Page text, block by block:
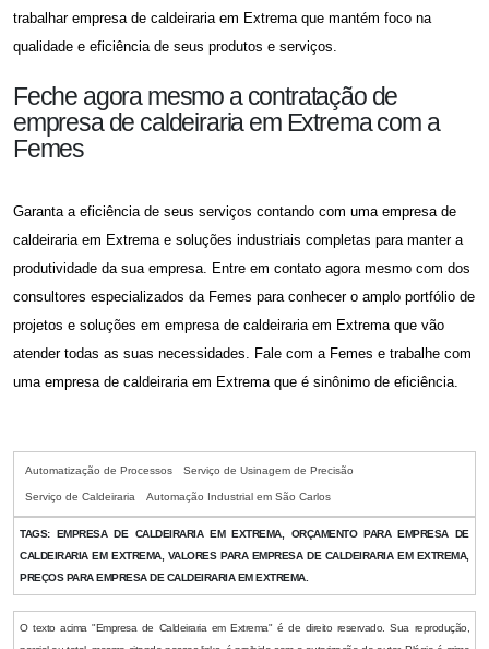
trabalhar empresa de caldeiraria em Extremaque mantém foco na
qualidade e eficiência de seus produtos e serviços.
Feche agora mesmo a contratação de
empresa de caldeiraria em Extrema com a
Femes
Garanta a eficiência de seus serviços contando com uma empresa de
caldeiraria em Extremae soluções industriais completas para manter a
produtividade da sua empresa. Entre em contato agora mesmo com dos
consultores especializados da Femes para conhecer o amplo portfólio de
projetos e soluções em empresa de caldeiraria em Extremaque vão
atender todas as suas necessidades. Fale com a Femes e trabalhe com
uma empresa de caldeiraria em Extremaque é sinônimo de eficiência.
Automatização de Processos Serviço de Usinagem de Precisão
Serviço de Caldeiraria Automação Industrial em São Carlos
TAGS:EMPRESA DE CALDEIRARIA EM EXTREMA, ORÇAMENTO PARA EMPRESA DE
CALDEIRARIA EM EXTREMA, VALORES PARA EMPRESA DE CALDEIRARIA EM EXTREMA,
PREÇOS PARA EMPRESA DE CALDEIRARIA EM EXTREMA.
O texto acima "Empresa de Caldeiraria em Extrema" é de direito reservado. Sua reprodução,